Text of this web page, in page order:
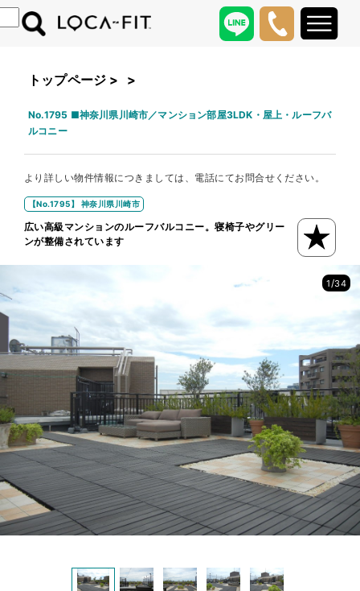
トップページ > >
No.1795 ■神奈川県川崎市／マンション部屋3LDK・屋上・ルーフバ
ルコニー
より詳しい物件情報につきましては、電話にてお問合せください。
【No.1795】 神奈川県川崎市
広い高級マンションのルーフバルコニー。寝椅子やグリー
ンが整備されています
1/34